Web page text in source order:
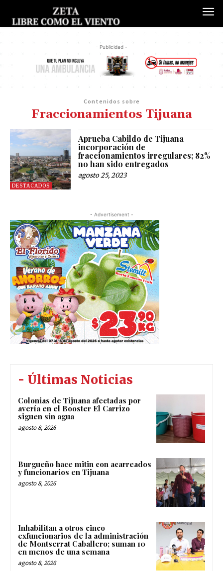
- Publicidad -
Contenidos sobre
Fraccionamientos Tijuana
DESTACADOS
Aprueba Cabildo de Tijuana
incorporación de
fraccionamientos irregulares; 82%
no han sido entregados
agosto 25, 2023
- Advertisement -
- Últimas Noticias
Colonias de Tijuana afectadas por
avería en el Booster El Carrizo
siguen sin agua
agosto 8, 2026
Burgueño hace mitin con acarreados
y funcionarios en Tijuana
agosto 8, 2026
Inhabilitan a otros cinco
exfuncionarios de la administración
de Montserrat Caballero; suman 10
en menos de una semana
agosto 8, 2026